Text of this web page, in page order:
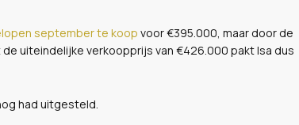
september te koop voor €395.000, maar door de
uiteindelijke verkoopprijs van €426.000 pakt Isa dus
had uitgesteld.